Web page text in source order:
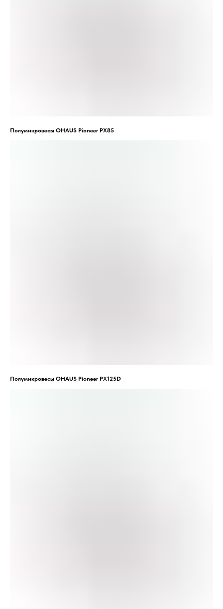
Полумикровесы OHAUS Pioneer PX85
Полумикровесы OHAUS Pioneer PX125D